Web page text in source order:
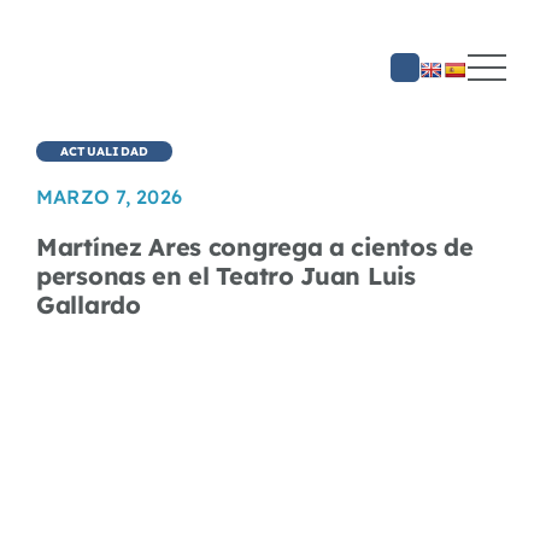
ACTUALIDAD
MARZO 7, 2026
Martínez Ares congrega a cientos de
personas en el Teatro Juan Luis
Gallardo